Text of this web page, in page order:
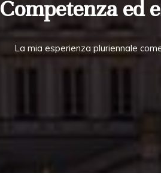
Competenza ed
La mia esperienza pluriennale